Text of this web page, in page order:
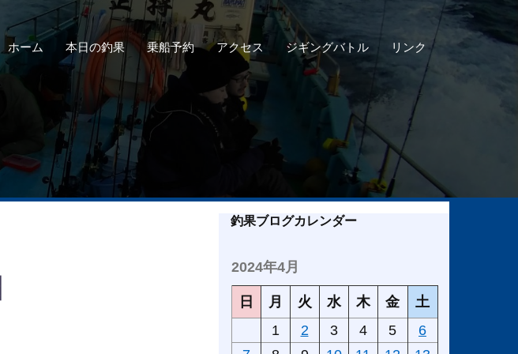
ホーム 本日の釣果 乗船予約 アクセス ジギングバトル リンク
釣果ブログカレンダー
2024年4月
日 月 火 水 木 金
土
1
2 3 4 5
6